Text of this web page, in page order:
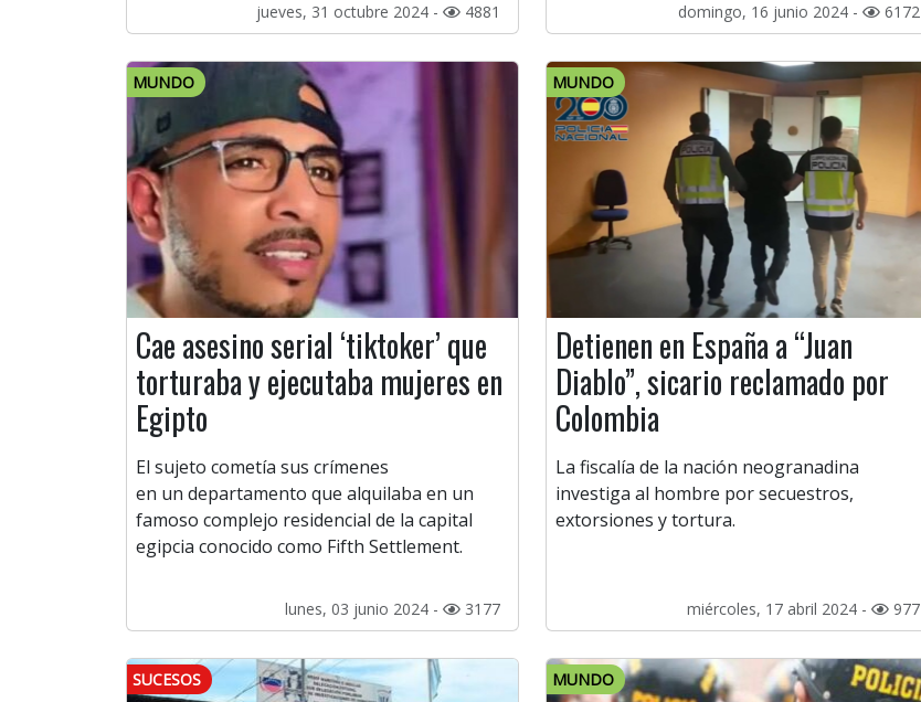
jueves, 31 octubre 2024 - 4881 domingo, 16 junio 2024 - 6172
MUNDO
Сae asesino serial ‘tiktoker’ que
torturaba y ejecutaba mujeres en
Egipto
El sujeto cometía sus crímenes
en un departamento que alquilaba en un
famoso complejo residencial de la capital
egipcia conocido como Fifth Settlement.
lunes, 03 junio 2024 - 3177
MUNDO
Detienen en España a “Juan
Diablo”, sicario reclamado por
Colombia
La fiscalía de la nación neogranadina
investiga al hombre por secuestros,
extorsiones y tortura.
miércoles, 17 abril 2024 - 977
SUCESOS MUNDO